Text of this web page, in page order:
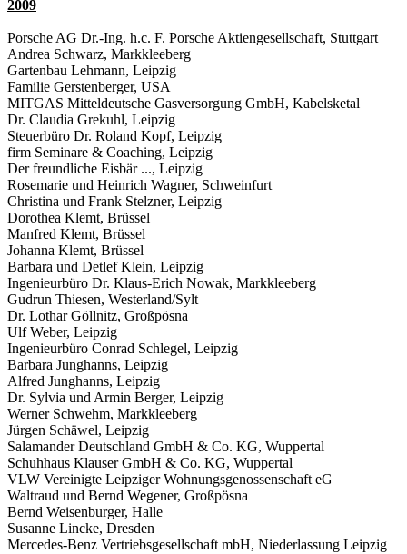
2009
Porsche AG Dr.-Ing. h.c. F. Porsche Aktiengesellschaft, Stuttgart
Andrea Schwarz, Markkleeberg
Gartenbau Lehmann, Leipzig
Familie Gerstenberger, USA
MITGAS Mitteldeutsche Gasversorgung GmbH, Kabelsketal
Dr. Claudia Grekuhl, Leipzig
Steuerbüro Dr. Roland Kopf, Leipzig
firm Seminare & Coaching, Leipzig
Der freundliche Eisbär ..., Leipzig
Rosemarie und Heinrich Wagner, Schweinfurt
Christina und Frank Stelzner, Leipzig
Dorothea Klemt, Brüssel
Manfred Klemt, Brüssel
Johanna Klemt, Brüssel
Barbara und Detlef Klein, Leipzig
Ingenieurbüro Dr. Klaus-Erich Nowak, Markkleeberg
Gudrun Thiesen, Westerland/Sylt
Dr. Lothar Göllnitz, Großpösna
Ulf Weber, Leipzig
Ingenieurbüro Conrad Schlegel, Leipzig
Barbara Junghanns, Leipzig
Alfred Junghanns, Leipzig
Dr. Sylvia und Armin Berger, Leipzig
Werner Schwehm, Markkleeberg
Jürgen Schäwel, Leipzig
Salamander Deutschland GmbH & Co. KG, Wuppertal
Schuhhaus Klauser GmbH & Co. KG, Wuppertal
VLW Vereinigte Leipziger Wohnungsgenossenschaft eG
Waltraud und Bernd Wegener, Großpösna
Bernd Weisenburger, Halle
Susanne Lincke, Dresden
Mercedes-Benz Vertriebsgesellschaft mbH, Niederlassung Leipzig